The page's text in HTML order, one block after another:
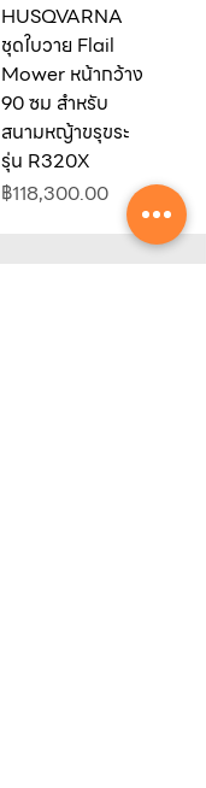
HUSQVARNA
ชุดใบวาย Flail
Mower หน้ากว้าง
90 ซม สำหรับ
สนามหญ้าขรุขระ
รุ่น R320X
ราคา
฿118,300.00